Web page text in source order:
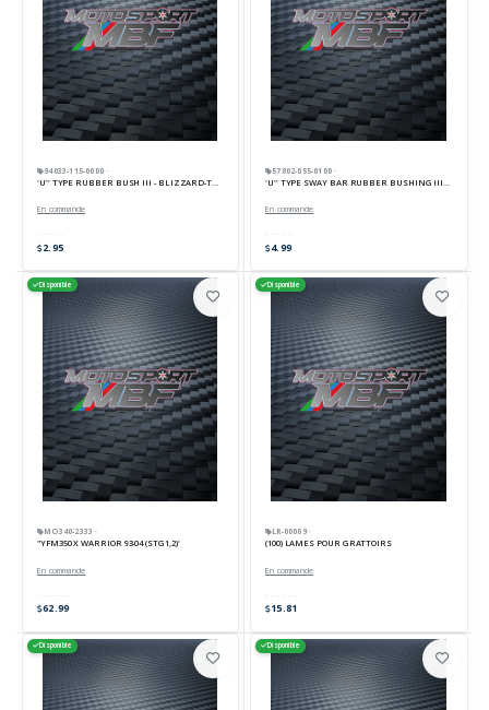
94033-115-0000 ·
'U'' TYPE RUBBER BUSH III - BLIZZARD-TORNADO
En commande
2.95
57802-055-0100 ·
'U'' TYPE SWAY BAR RUBBER BUSHING III - NK 700 U
En commande
4.99
Disponible
MO340-2333 ·
"YFM350 X WARRIOR 93-04 (STG1,2)"
En commande
62.99
Disponible
LR-00009 ·
(100) LAMES POUR GRATTOIRS
En commande
15.81
Disponible Disponible